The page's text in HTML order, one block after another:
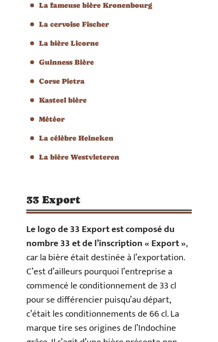
La fameuse bière Kronenbourg
La cervoise Fischer
La bière Licorne
Guinness Bière
Corse Pietra
Kasteel bière
Météor
La célèbre Heineken
La bière Westvleteren
33 Export
Le logo de 33 Export est composé du
nombre 33 et de l’inscription « Export »,
car la bière était destinée à l’exportation.
C’est d’ailleurs pourquoi l’entreprise a
commencé le conditionnement de 33 cl
pour se différencier puisqu’au départ,
c’était les conditionnements de 66 cl. La
marque tire ses origines de l’Indochine